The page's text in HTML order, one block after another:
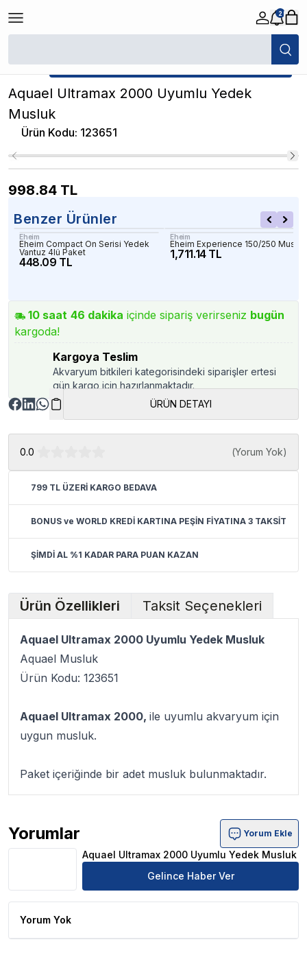
2
/ Aquael Ultramax 2000 Uyumlu Yedek
★ Atakan Petshop, Aquael yetkili satıcısıdır.
Aquael Ultramax 2000 Uyumlu Yedek
Musluk
Ürün Kodu: 123651
998.84 TL
Benzer Ürünler
Eheim
Eheim Compact On Serisi Yedek
Vantuz 4lü Paket
448.09 TL
Eheim
Eheim Experience 150/250 Musluk
1,711.14 TL
10 saat 46 dakika içinde sipariş verirseniz bugün
kargoda!
Kargoya Teslim
Akvaryum bitkileri kategorisindeki siparişler ertesi
gün kargo için hazırlanmaktadır.
ÜRÜN DETAYI
0.0 (Yorum Yok)
799 TL ÜZERİ KARGO BEDAVA
BONUS ve WORLD KREDİ KARTINA PEŞİN FİYATINA 3 TAKSİT
ŞİMDİ AL %1 KADAR PARA PUAN KAZAN
Ürün Özellikleri Taksit Seçenekleri
Aquael Ultramax 2000 Uyumlu Yedek Musluk
Aquael Musluk
Ürün Kodu: 123651
Aquael Ultramax 2000, ile uyumlu akvaryum için
uygun musluk.
Paket içeriğinde bir adet musluk bulunmaktadır.
Yorumlar
Aquael Ultramax 2000 Uyumlu Yedek Musluk Ürün
Yorum Ekle
Aquael Ultramax 2000 Uyumlu Yedek Musluk
Gelince Haber Ver
Yorum Yok